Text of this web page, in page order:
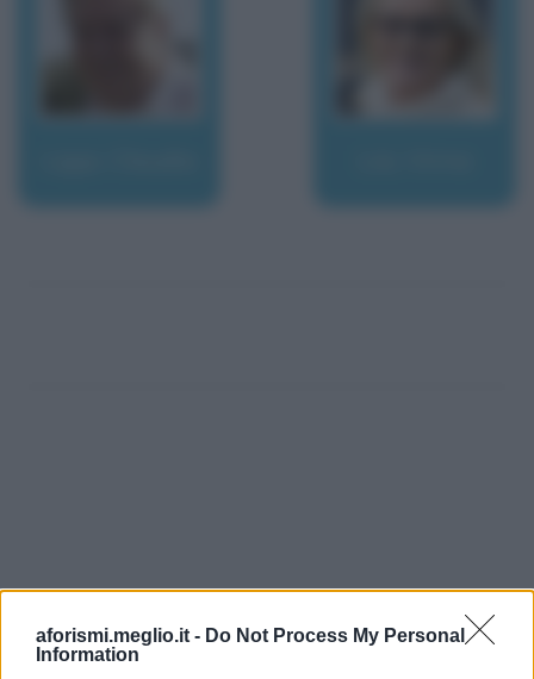
aforismi.meglio.it - Do Not Process My Personal
Information